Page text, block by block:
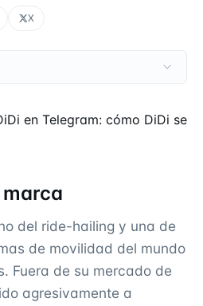
X
en Telegram: cómo DiDi se
marca
del ride-hailing y una de
de movilidad del mundo
Fuera de su mercado de
agresivamente a